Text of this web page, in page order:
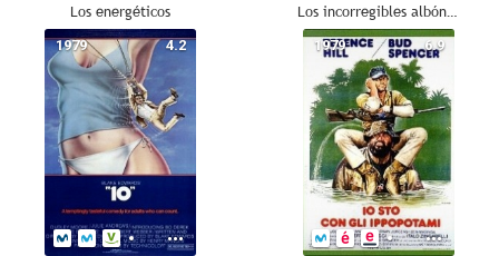
Los energéticos Los incorregibles albóndigas
4.2
1979 6.9
1979